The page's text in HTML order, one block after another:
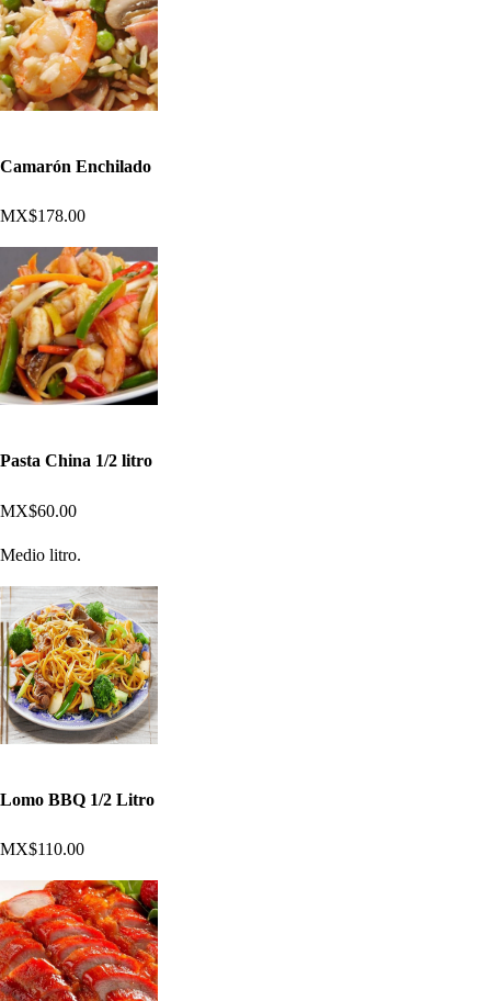
Camarón Enchilado
MX$178.00
Pasta China 1/2 litro
MX$60.00
Medio litro.
Lomo BBQ 1/2 Litro
MX$110.00